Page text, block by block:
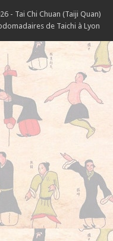
- Tai Chi Chuan (Taiji Quan)
de Taichi à Lyon